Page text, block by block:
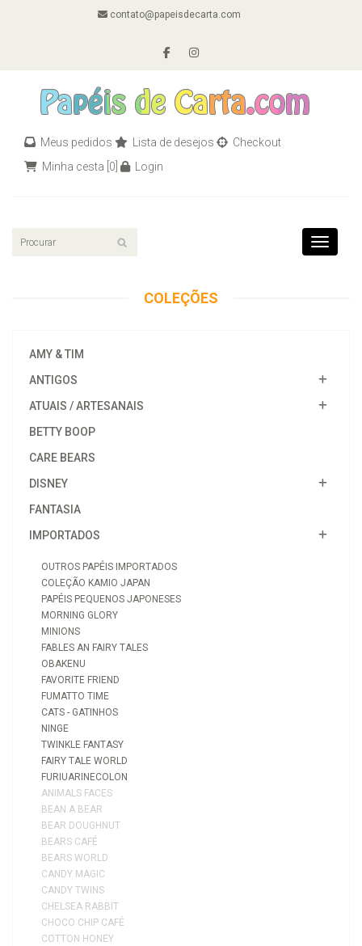
contato@papeisdecarta.com
Meus pedidos Lista de desejos
Checkout
Minha cesta [0] Login
Toggle
COLEÇÕES
AMY & TIM
ANTIGOS
ATUAIS / ARTESANAIS
BETTY BOOP
CARE BEARS
DISNEY
FANTASIA
IMPORTADOS
OUTROS PAPÉIS IMPORTADOS
COLEÇÃO KAMIO JAPAN
PAPÉIS PEQUENOS JAPONESES
MORNING GLORY
MINIONS
FABLES AN FAIRY TALES
OBAKENU
FAVORITE FRIEND
FUMATTO TIME
CATS - GATINHOS
NINGE
TWINKLE FANTASY
FAIRY TALE WORLD
FURIUARINECOLON
ANIMALS FACES
BEAN A BEAR
BEAR DOUGHNUT
BEARS CAFÉ
BEARS WORLD
CANDY MAGIC
CANDY TWINS
CHELSEA RABBIT
CHOCO CHIP CAFÉ
COTTON HONEY